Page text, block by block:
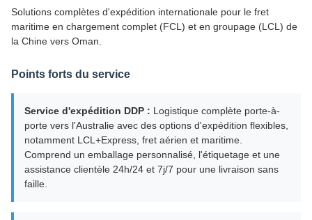
Solutions complètes d'expédition internationale pour le fret
maritime en chargement complet (FCL) et en groupage (LCL) de
la Chine vers Oman.
Points forts du service
Service d'expédition DDP : Logistique complète porte-à-
porte vers l'Australie avec des options d'expédition flexibles,
notamment LCL+Express, fret aérien et maritime.
Comprend un emballage personnalisé, l'étiquetage et une
assistance clientèle 24h/24 et 7j/7 pour une livraison sans
faille.